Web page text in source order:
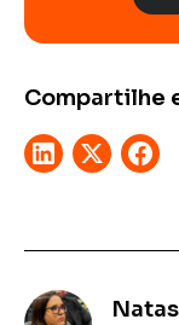
Compartilhe